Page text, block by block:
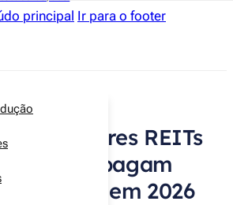
principal Ir para o footer
5 melhores REITs
e que pagam
mensais em 2026